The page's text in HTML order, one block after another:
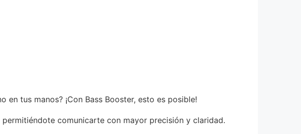
tus manos? ¡Con Bass Booster, esto es posible!
comunicarte con mayor precisión y claridad.